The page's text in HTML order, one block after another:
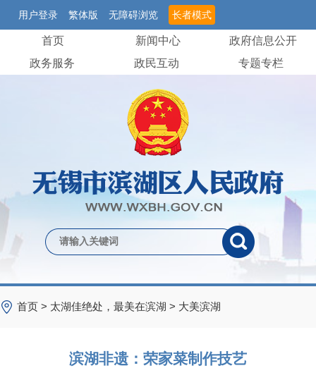
用户登录 繁体版 无障碍浏览 长者模式
首页 新闻中心
政府信息公开
政务服务
政民互动 专题专栏
首页 > 太湖佳绝处，最美在滨湖 > 大美滨湖
滨湖非遗：荣家菜制作技艺